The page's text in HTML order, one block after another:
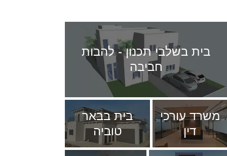
בית בשלבי תכנון - להבות
חביבה
משרד עורכי
דין
בית בבאר
טוביה